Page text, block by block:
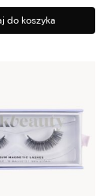
do koszyka